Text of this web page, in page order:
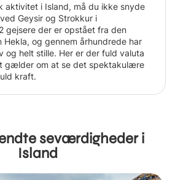
aktivitet i Island, må du ikke snyde
Geysir og Strokkur i
gejsere der er opstået fra den
og gennem århundrede har
helt stille. Her er der fuld valuta
gælder om at se det spektakulære
kraft.
seværdigheder i
Island